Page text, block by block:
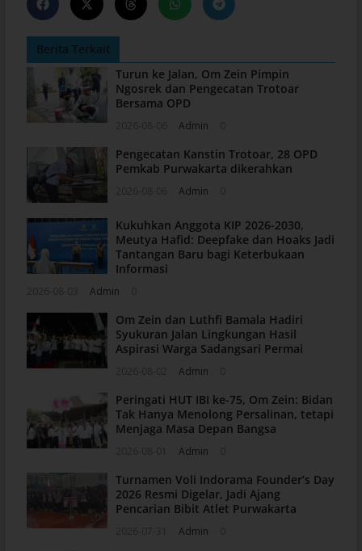
Berita Terkait
Turun ke Jalan, Om Zein Pimpin
Ngosrek dan Pengecatan Trotoar
Bersama OPD
Admin
Pengecatan Kanstin Trotoar, 28 OPD
Pemkab Purwakarta dikerahkan
Admin
Kukuhkan Anggota KIP 2026-2030,
Meutya Hafid: Deepfake dan Hoaks Jadi
Tantangan Baru bagi Keterbukaan
Informasi
Admin
Om Zein dan Luthfi Bamala Hadiri
Syukuran Jalan Lingkungan Hasil
Aspirasi Warga Sadangsari Permai
Admin
Peringati HUT IBI ke-75, Om Zein: Bidan
Tak Hanya Menolong Persalinan, tetapi
Menjaga Masa Depan Bangsa
Admin
Turnamen Voli Indorama Founder’s Day
2026 Resmi Digelar, Jadi Ajang
Pencarian Bibit Atlet Purwakarta
Admin